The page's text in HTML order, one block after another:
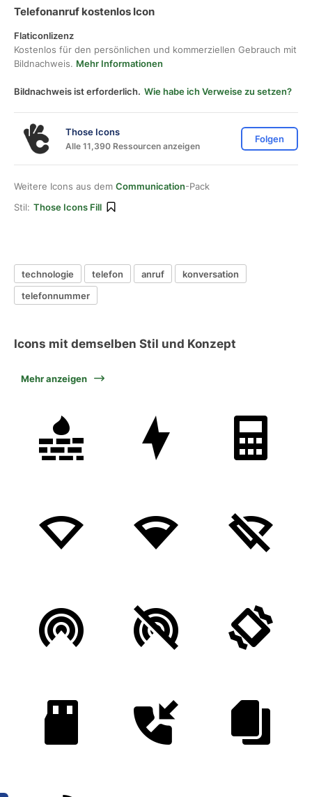
Telefonanruf kostenlos Icon
Flaticonlizenz
Kostenlos für den persönlichen und kommerziellen Gebrauch mit
Bildnachweis. Mehr Informationen
Bildnachweis ist erforderlich. Wie habe ich Verweise zu setzen?
Those Icons
Alle 11,390 Ressourcen anzeigen
Folgen
Weitere Icons aus dem Communication-Pack
Stil: Those Icons Fill
technologie telefon anruf
konversation
telefonnummer
Icons mit demselben Stil und Konzept
Mehr anzeigen